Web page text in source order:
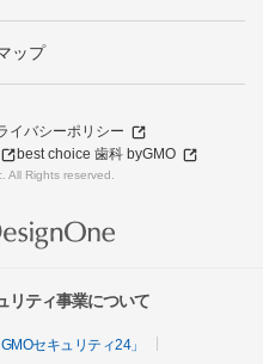
ップ
イバシーポリシー
best choice 歯科 byGMO
All Rights reserved.
リティ事業について
セキュリティ24」